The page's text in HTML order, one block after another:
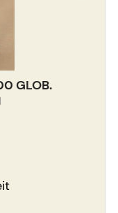
GLOB.